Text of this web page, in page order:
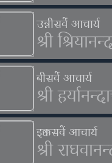
उन्नीसवें आचार्य
श्री
बीसवें आचार्य
श्री
इक्कसवें आचार्य
श्री